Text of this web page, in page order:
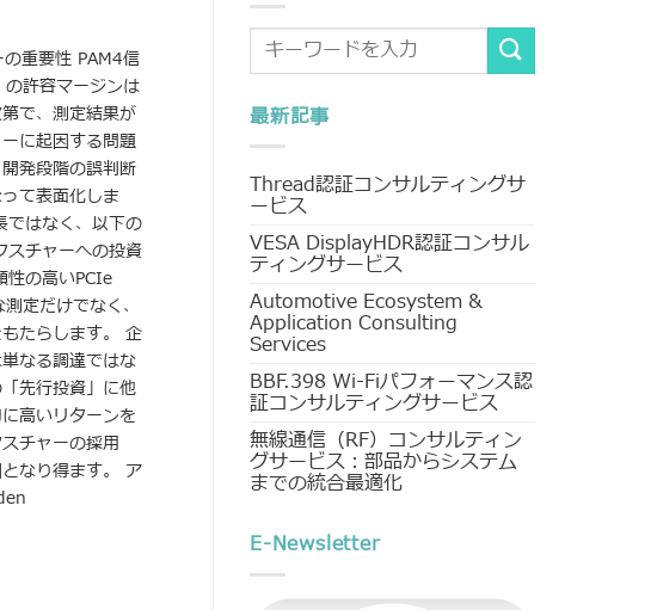
重要性 PAM4信
許容マージンは
で、測定結果が
に起因する問題
発段階の誤判断
て表面化しま
ではなく、以下の
スチャーへの投資
性の高いPCIe
定だけでなく、
たらします。 企
なる調達ではな
先行投資」に他
高いリターンを
チャーの採用
なり得ます。 ア
最新記事
Thread認証コンサルティングサ
ービス
VESA DisplayHDR認証コンサル
ティングサービス
Automotive Ecosystem &
Application Consulting
Services
BBF.398 Wi-Fiパフォーマンス認
証コンサルティングサービス
無線通信（RF）コンサルティン
グサービス：部品からシステム
までの統合最適化
E-Newsletter